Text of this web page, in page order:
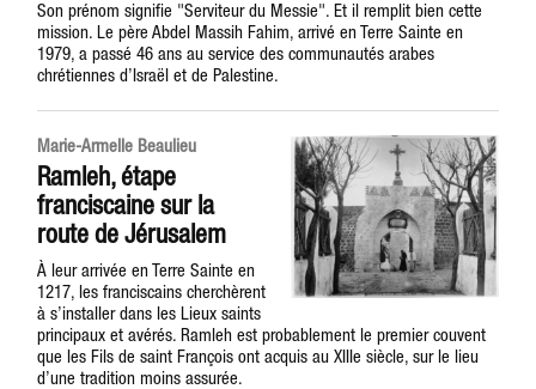
Son prénom signifie "Serviteur du Messie". Et il remplit bien cette
mission. Le père Abdel Massih Fahim, arrivé en Terre Sainte en
1979, a passé 46 ans au service des communautés arabes
chrétiennes d’Israël et de Palestine.
Marie-Armelle Beaulieu
Ramleh, étape
franciscaine sur la
route de Jérusalem
À leur arrivée en Terre Sainte en
1217, les franciscains cherchèrent
à s’installer dans les Lieux saints
principaux et avérés. Ramleh est probablement le premier couvent
que les Fils de saint François ont acquis au XIIIe siècle, sur le lieu
d’une tradition moins assurée.